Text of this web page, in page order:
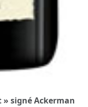
signé Ackerman